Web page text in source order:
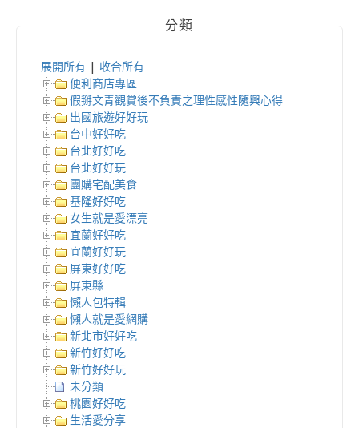
分類
展開所有
收合所有
便利商店專區
假掰文青觀賞後不負責之理性感性隨興心得
出國旅遊好好玩
台中好好吃
台北好好吃
台北好好玩
團購宅配美食
基隆好好吃
女生就是愛漂亮
宜蘭好好吃
宜蘭好好玩
屏東好好吃
屏東縣
懶人包特輯
懶人就是愛網購
新北市好好吃
新竹好好吃
新竹好好玩
未分類
桃園好好吃
生活愛分享